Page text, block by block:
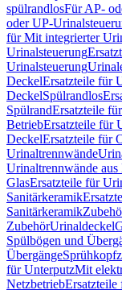
spülrandlosFür AP-
oder UP-
für Mit integrierter
Urinalsteuerung
Urinalsteuerung
DeckelErsatzteile für
DeckelSpülrandlos
SpülrandErsatzteile
BetriebErsatzteile für
DeckelErsatzteile für
Urinaltrennwände
Urinaltrennwände
GlasErsatzteile für
Sanitärkeramik
Sanitärkeramik
ZubehörUrinaldeckel
Spülbögen und
Übergänge
für UnterputzMit
NetzbetriebErsatzteile